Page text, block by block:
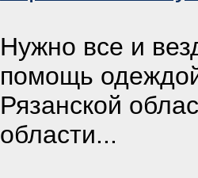
Нужно все и
помощь
Рязанской
области...